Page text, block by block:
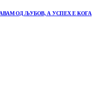
ОД ЉУБОВ, А УСПЕХ Е КОГА